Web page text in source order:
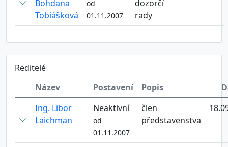
Bohdana
Tobiášková
od
01.11.2007
dozorčí
rady
Reditelé
Název
Postavení Popis
Ing. Libor
Laichman
Neaktivní
od
01.11.2007
člen
představenstva